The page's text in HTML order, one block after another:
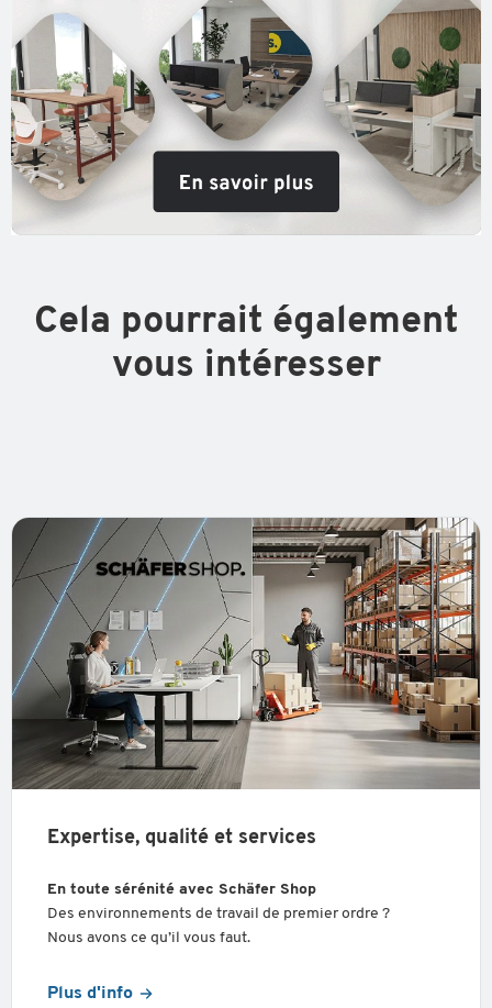
Cela pourrait également
vous intéresser
Expertise, qualité et services
En toute sérénité avec Schäfer Shop
Des environnements de travail de premier ordre ?
Nous avons ce qu’il vous faut.
Plus d'info